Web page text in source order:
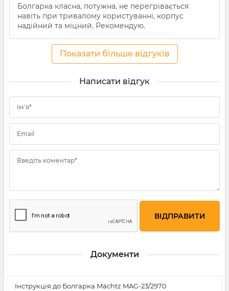
Болгарка класна, потужна, не перегрівається
навіть при тривалому користуванні, корпус
надійний та міцний. Рекомендую.
Показати більше відгуків
Написати відгук
Ім'я*
Email
Введіть коментар*
Документи
Інструкція до Болгарка Mächtz MAG-23/2970